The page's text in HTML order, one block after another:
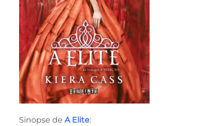
Sinopse de A Elite: